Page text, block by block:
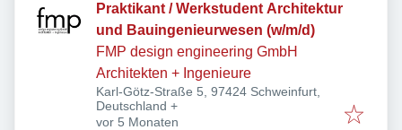
Praktikant / Werkstudent Architektur
und Bauingenieurwesen (w/m/d)
FMP design engineering GmbH
Architekten + Ingenieure
Karl-Götz-Straße 5, 97424 Schweinfurt,
Deutschland +
Veröffentlicht:
vor 5 Monaten